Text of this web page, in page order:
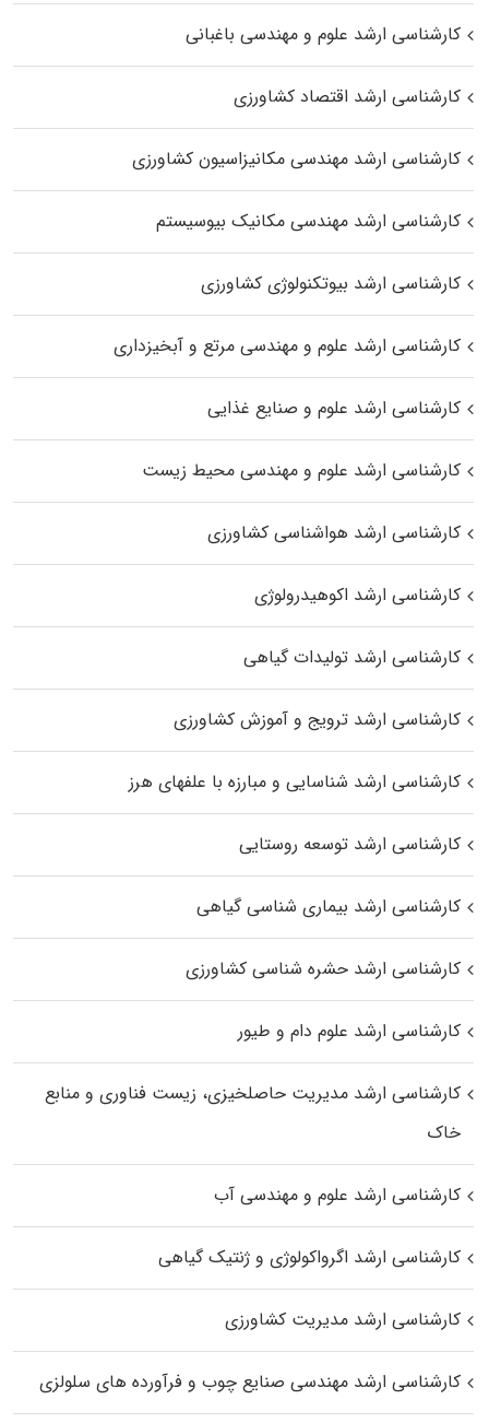
کارشناسی ارشد علوم و مهندسی باغبانی
کارشناسی ارشد اقتصاد کشاورزی
کارشناسی ارشد مهندسی مکانیزاسیون کشاورزی
کارشناسی ارشد مهندسی مکانیک بیوسیستم
کارشناسی ارشد بیوتکنولوژی کشاورزی
کارشناسی ارشد علوم و مهندسی مرتع و آبخیزداری
کارشناسی ارشد علوم و صنایع غذایی
کارشناسی ارشد علوم و مهندسی محیط زیست
کارشناسی ارشد هواشناسی کشاورزی
کارشناسی ارشد اکوهیدرولوژی
کارشناسی ارشد تولیدات گیاهی
کارشناسی ارشد ترویج و آموزش کشاورزی
کارشناسی ارشد شناسایی و مبارزه با علفهای هرز
کارشناسی ارشد توسعه روستایی
کارشناسی ارشد بیماری‌ شناسی گیاهی
کارشناسی ارشد حشره‌ شناسی کشاورزی
کارشناسی ارشد علوم دام و طیور
کارشناسی ارشد مدیریت حاصلخیزی، زیست فناوری و منابع
خاک
کارشناسی ارشد علوم و مهندسی آب
کارشناسی ارشد اگرواکولوژی و ژنتیک گیاهی
کارشناسی ارشد مدیریت کشاورزی
کارشناسی ارشد مهندسی صنایع چوب و فرآورده‌ های سلولزی